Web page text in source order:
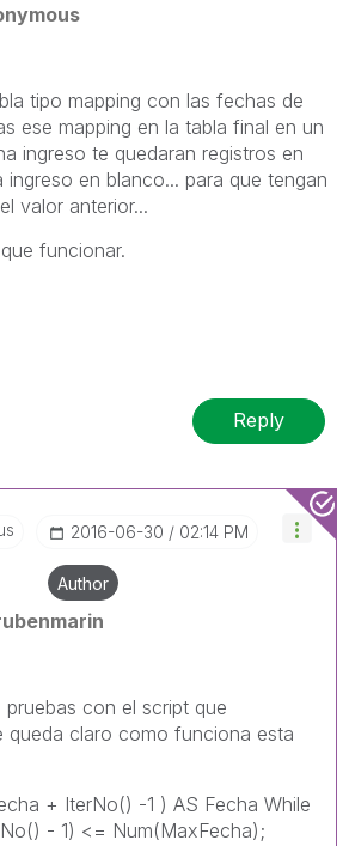
tipo mapping con las fechas de
ese mapping en la tabla final en un
ingreso te quedaran registros en
en blanco... para que tengan
valor anterior...
funcionar.
Reply
‎2016-06-30 02:14 PM
Author
pruebas con el script que
queda claro como funciona esta
+ IterNo() -1 ) AS Fecha While
- 1) <= Num(MaxFecha);